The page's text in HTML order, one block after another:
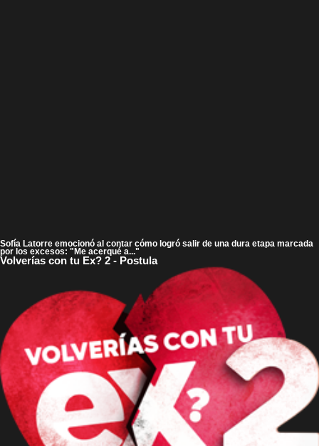
Sofía Latorre emocionó al contar cómo logró salir de una dura etapa marcada
por los excesos: "Me acerqué a..."
Volverías con tu Ex? 2 - Postula